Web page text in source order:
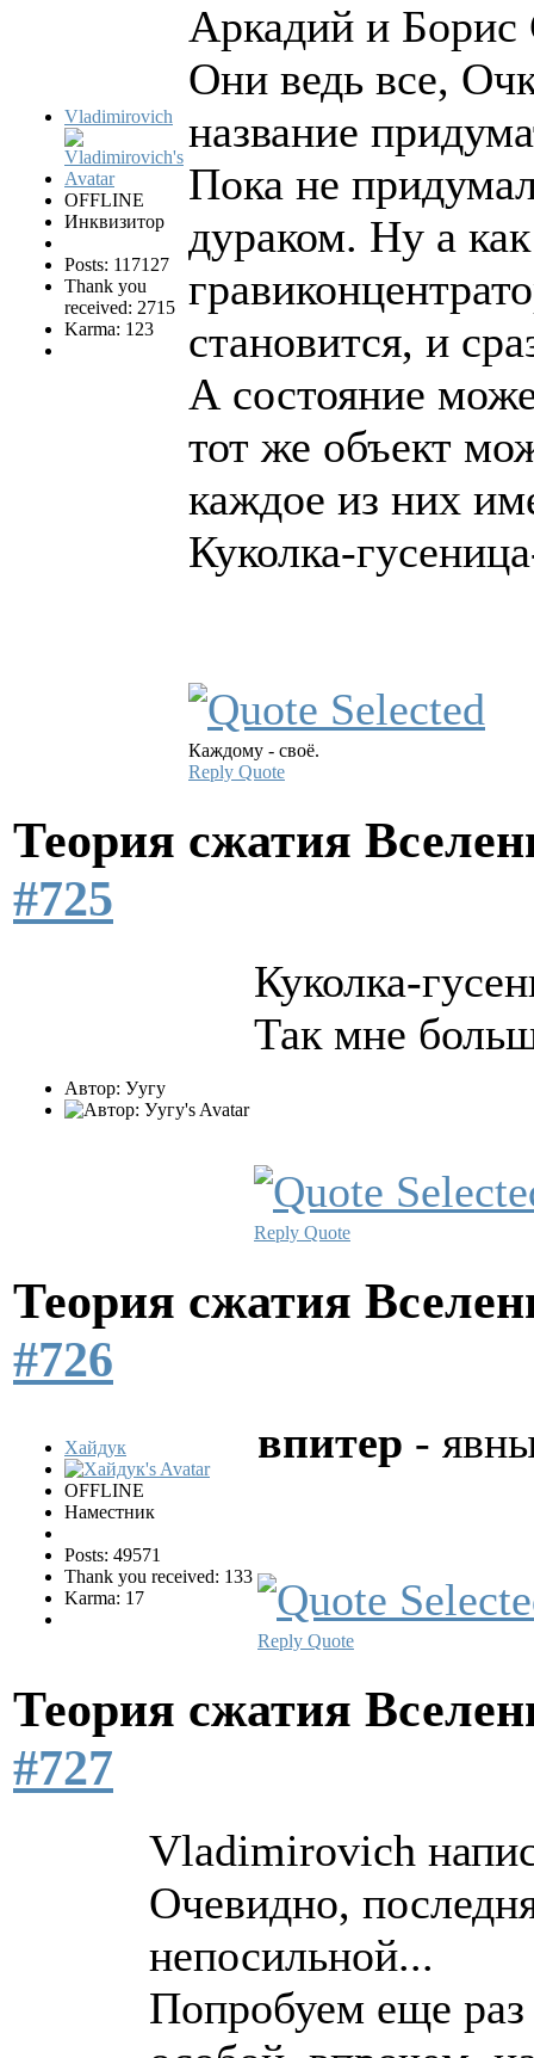
Vladimirovich
OFFLINE
Инквизитор
Posts: 117127
Thank you
received: 2715
Karma: 123
Аркадий и Борис
Они ведь все,
название
Пока не
дураком. Ну а
становится, и
А состояние
тот же объект
каждое из них
Куколка-
Каждому - своё.
Reply Quote
Теория сжатия
#725
Автор: Уугу
Куколка-
Так мне
Reply Quote
Теория сжатия
#726
Хайдук
OFFLINE
Наместник
Posts: 49571
Thank you received: 133
Karma: 17
впитер -
Reply Quote
Теория сжатия
#727
Vladimirovich
Очевидно,
непосильной...
Попробуем еще раз